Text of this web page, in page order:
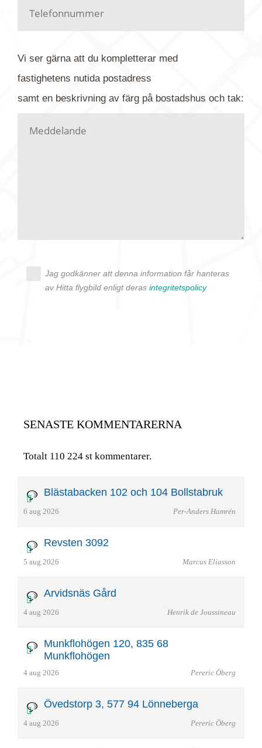
Har du kanske en urblekt flygbild ber vi dig titta på
kontaktar dig så fort vi kan, givetvis utan
Vi ser gärna att du kompletterar med
fastighetens nutidapostadress
samt en beskrivning av färg på bostadshus och tak:
Jag godkänner att denna information får hanteras
av Hitta flygbild enligt deras integritetspolicy
SENASTE KOMMENTARERNA
Totalt 110 224 st kommentarer.
Blästabacken 102 och 104 Bollstabruk
6 aug 2026 Per-Anders Hamrén
Revsten 3092
5 aug 2026 Marcus Eliasson
Arvidsnäs Gård
4 aug 2026 Henrik de Joussineau
Munkflohögen 120, 835 68
Munkflohögen
4 aug 2026 Pereric Öberg
Övedstorp 3, 577 94 Lönneberga
4 aug 2026 Pereric Öberg